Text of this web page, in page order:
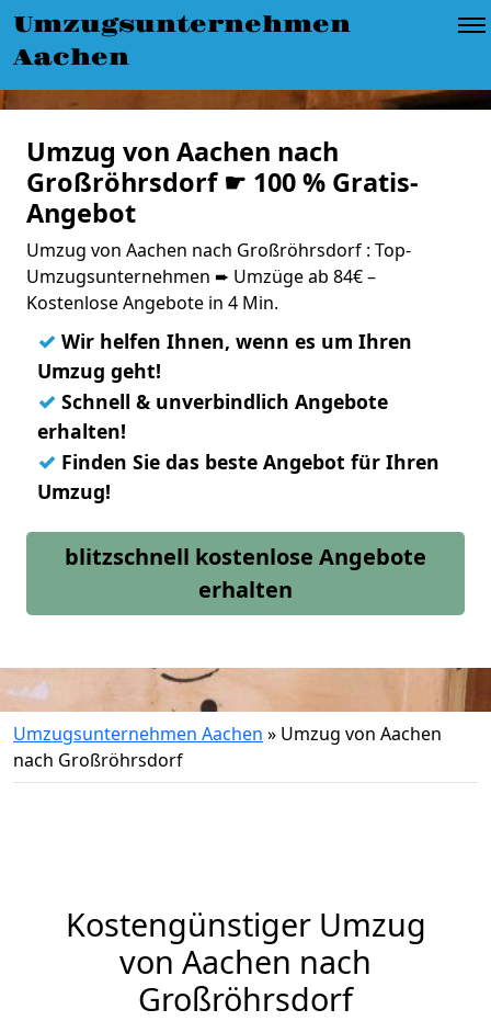
Umzugsunternehmen
Aachen
Umzug von Aachen nach
Großröhrsdorf ☛ 100 % Gratis-
Angebot
Umzug von Aachen nach Großröhrsdorf : Top-
Umzugsunternehmen ➨ Umzüge ab 84€ –
Kostenlose Angebote in 4 Min.
✓ Wir helfen Ihnen, wenn es um Ihren
Umzug geht!
✓ Schnell & unverbindlich Angebote
erhalten!
✓ Finden Sie das beste Angebot für Ihren
Umzug!
blitzschnell kostenlose Angebote
erhalten
Umzugsunternehmen Aachen » Umzug von Aachen
nach Großröhrsdorf
Kostengünstiger Umzug
von Aachen nach
Großröhrsdorf